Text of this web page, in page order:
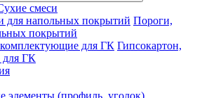
смеси
Пороги,
покрытий
Гипсокартон,
для ГК
элементы (профиль, уголок)